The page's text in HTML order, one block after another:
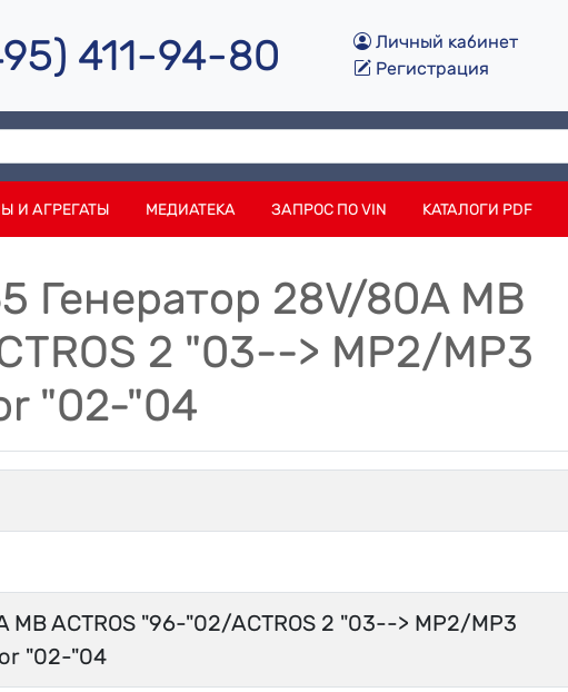
411-94-80
Личный кабинет
Регистрация
И АГРЕГАТЫ МЕДИАТЕКА ЗАПРОС ПО VIN КАТАЛОГИ PDF
Генератор 28V/80A MB
2 "03--> MP2/MP3
"02-"04
MB ACTROS "96-"02/ACTROS 2 "03--> MP2/MP3
"02-"04